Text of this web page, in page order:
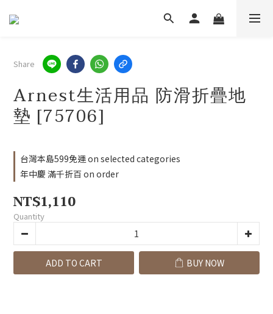
Share
Arnest生活用品 防滑折疊地
墊 [75706]
台灣本島599免運 on selected categories
年中慶 滿千折百 on order
NT$1,110
Quantity
ADD TO CART BUY NOW